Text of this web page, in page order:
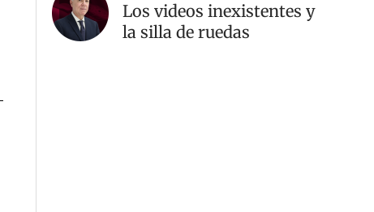
Los videos inexistentes y
la silla de ruedas